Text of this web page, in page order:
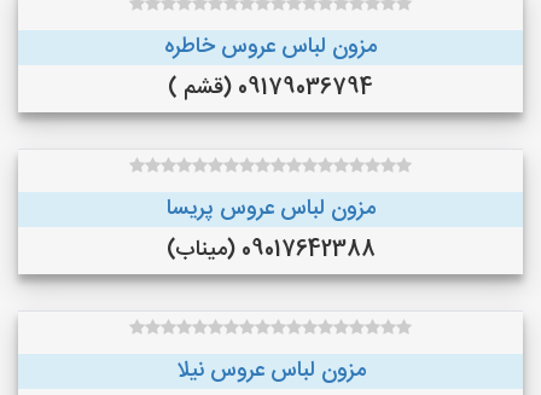
مزون لباس عروس خاطره
09179036794 (قشم )
مزون لباس عروس پریسا
09017642388 (میناب)
مزون لباس عروس نیلا